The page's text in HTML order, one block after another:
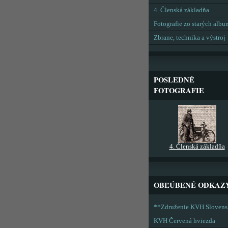
4. Členská základňa
Fotografie zo starých
Zbrane, technika a výstroj
POSLEDNÉ
FOTOGRAFIE
4. Členská základňa
OBĽÚBENÉ
**Združenie KVH
KVH Červená hviezda